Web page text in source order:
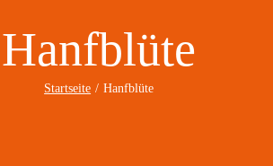
Hanfblüte
Startseite Hanfblüte